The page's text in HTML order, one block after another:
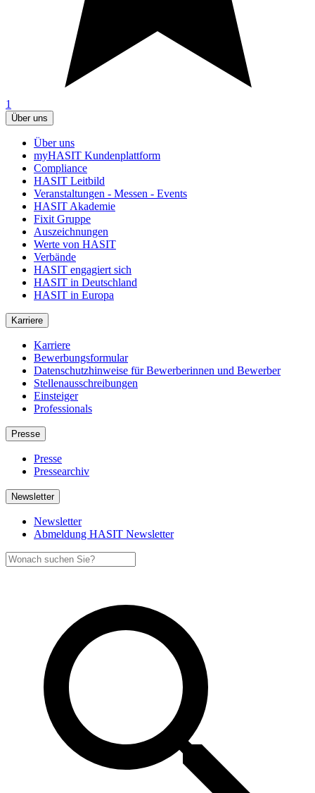
1
Über uns
Über uns
myHASIT Kundenplattform
Compliance
HASIT Leitbild
Veranstaltungen - Messen - Events
HASIT Akademie
Fixit Gruppe
Auszeichnungen
Werte von HASIT
Verbände
HASIT engagiert sich
HASIT in Deutschland
HASIT in Europa
Karriere
Karriere
Bewerbungsformular
Datenschutzhinweise für Bewerberinnen und Bewerber
Stellenausschreibungen
Einsteiger
Professionals
Presse
Presse
Pressearchiv
Newsletter
Newsletter
Abmeldung HASIT Newsletter